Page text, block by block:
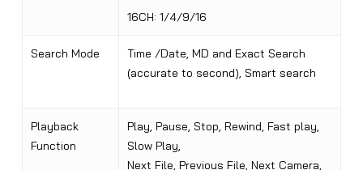
16CH: 1/4/9/16
Search Mode
Time /Date, MD and Exact Search
(accurate to second), Smart search
Playback
Function
Play, Pause, Stop, Rewind, Fast play,
Slow Play,
Next File, Previous File, Next Camera,